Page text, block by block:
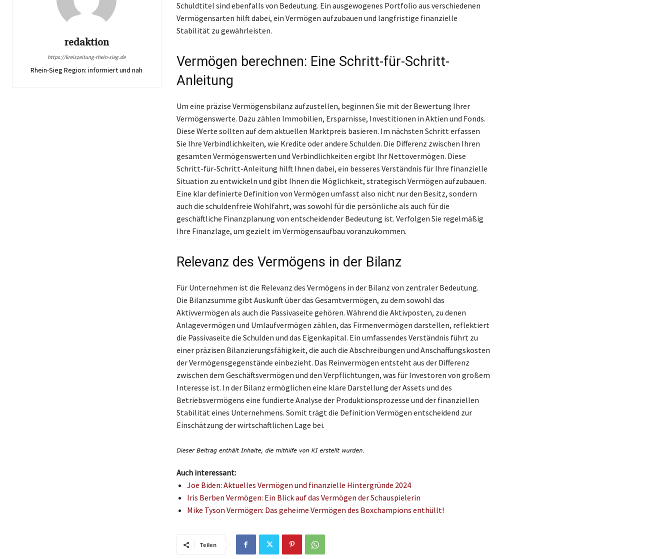
redaktion
https://kreiszeitung-rhein-sieg.de
Rhein-Sieg Region: informiert und nah
Schuldtitel sind ebenfalls von Bedeutung. Ein ausgewogenes Portfolio aus verschiedenen
Vermögensarten hilft dabei, ein Vermögen aufzubauen und langfristige finanzielle
Stabilität zu gewährleisten.
Vermögen berechnen: Eine Schritt-für-Schritt-
Anleitung
Um eine präzise Vermögensbilanz aufzustellen, beginnen Sie mit der Bewertung Ihrer
Vermögenswerte. Dazu zählen Immobilien, Ersparnisse, Investitionen in Aktien und Fonds.
Diese Werte sollten auf dem aktuellen Marktpreis basieren. Im nächsten Schritt erfassen
Sie Ihre Verbindlichkeiten, wie Kredite oder andere Schulden. Die Differenz zwischen Ihren
gesamten Vermögenswerten und Verbindlichkeiten ergibt Ihr Nettovermögen. Diese
Schritt-für-Schritt-Anleitung hilft Ihnen dabei, ein besseres Verständnis für Ihre finanzielle
Situation zu entwickeln und gibt Ihnen die Möglichkeit, strategisch Vermögen aufzubauen.
Eine klar definierte Definition von Vermögen umfasst also nicht nur den Besitz, sondern
auch die schuldenfreie Wohlfahrt, was sowohl für die persönliche als auch für die
geschäftliche Finanzplanung von entscheidender Bedeutung ist. Verfolgen Sie regelmäßig
Ihre Finanzlage, um gezielt im Vermögensaufbau voranzukommen.
Relevanz des Vermögens in der Bilanz
Für Unternehmen ist die Relevanz des Vermögens in der Bilanz von zentraler Bedeutung.
Die Bilanzsumme gibt Auskunft über das Gesamtvermögen, zu dem sowohl das
Aktivvermögen als auch die Passivaseite gehören. Während die Aktivposten, zu denen
Anlagevermögen und Umlaufvermögen zählen, das Firmenvermögen darstellen, reflektiert
die Passivaseite die Schulden und das Eigenkapital. Ein umfassendes Verständnis führt zu
einer präzisen Bilanzierungsfähigkeit, die auch die Abschreibungen und Anschaffungskosten
der Vermögensgegenstände einbezieht. Das Reinvermögen entsteht aus der Differenz
zwischen dem Geschäftsvermögen und den Verpflichtungen, was für Investoren von großem
Interesse ist. In der Bilanz ermöglichen eine klare Darstellung der Assets und des
Betriebsvermögens eine fundierte Analyse der Produktionsprozesse und der finanziellen
Stabilität eines Unternehmens. Somit trägt die Definition Vermögen entscheidend zur
Einschätzung der wirtschaftlichen Lage bei.
Auch interessant:
Joe Biden: Aktuelles Vermögen und finanzielle Hintergründe 2024
Iris Berben Vermögen: Ein Blick auf das Vermögen der Schauspielerin
Mike Tyson Vermögen: Das geheime Vermögen des Boxchampions enthüllt!
Teilen